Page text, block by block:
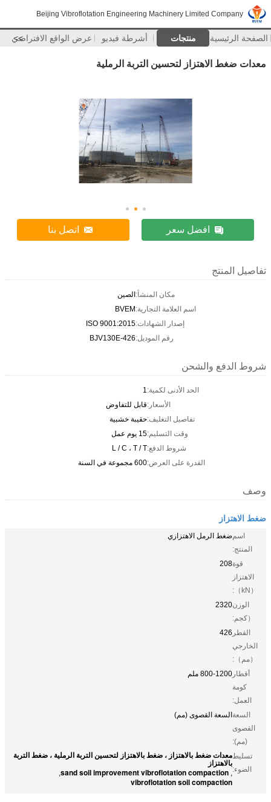
Beijing Vibroflotation Engineering Machinery Limited Company
الصفحة الرئيسية منتجات أشرطة فيديو عرض الواقع الافتراضي
>>
معدات ضغط الاهتزاز لتحسين التربة الرملية
افضل سعر اتصل بنا
تفاصيل المنتج
مكان المنشأ:الصين
اسم العلامة التجارية:BVEM
إصدار الشهادات:ISO 9001:2015
رقم الموديل:BJV130E-426
شروط الدفع والشحن
الحد الأدنى لكمية:1
الأسعار:قابل للتفاوض
تفاصيل التغليف:حقيبة خشبية
وقت التسليم:15 يوم عمل
شروط الدفع:L / C ، T / T
القدرة على العرض:600 مجموعة في السنة
وصف
ضغط الاهتزاز
اسم
المنتج:
ضغط الرمل الاهتزازي
قوة
الاهتزاز
（kN）:
208
الوزن
（كجم:
2320
القطر
الخارجي
（مم）:
426
أقطار
كومة
العمل:
800-1200 ملم
السعة
القصوى
(مم):
السعة القصوى (مم)
تسليط
الضوء:
معدات ضغط بالاهتزاز ، ضغط بالاهتزاز لتحسين التربة الرملية ، ضغط التربة
بالاهتزاز
,
sand soil improvement vibroflotation compaction
,
vibroflotation soil compaction